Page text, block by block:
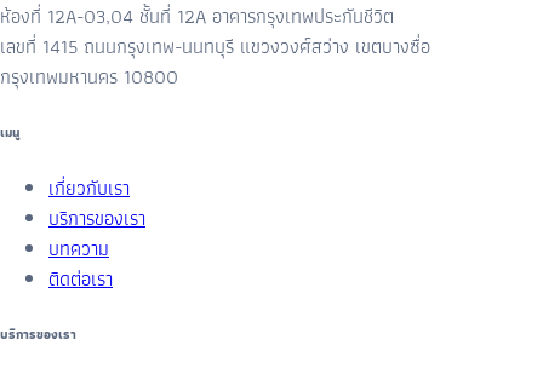
ห้องที่ 12A-03,04 ชั้นที่ 12A อาคารกรุงเทพประกันชีวิต
เลขที่ 1415 ถนนกรุงเทพ-นนทบุรี แขวงวงศ์สว่าง เขตบางซื่อ
กรุงเทพมหานคร 10800
เมนู
เกี่ยวกับเรา
บริการของเรา
บทความ
ติดต่อเรา
บริการของเรา